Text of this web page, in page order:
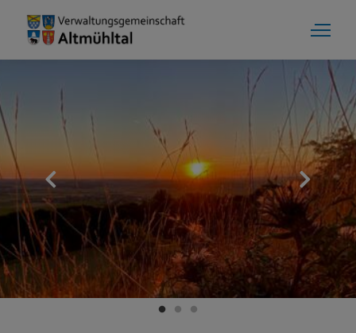
Aktuelles
Verwaltungsgemeinschaft
Gemeinde Alesheim